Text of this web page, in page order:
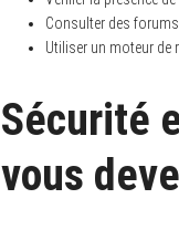
Consulter des
Utiliser un moteur de
Sécurité
vous